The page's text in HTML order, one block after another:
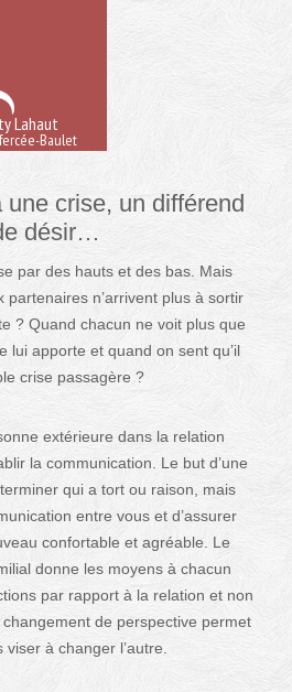
Lahaut
Baulet
crise, un différend
désir…
par des hauts et des bas. Mais
n’arrivent plus à sortir
? Quand chacun ne voit plus que
lui apporte et quand on sent qu’il
crise passagère ?
extérieure dans la relation
la communication. Le but d’une
qui a tort ou raison, mais
entre vous et d’assurer
confortable et agréable. Le
donne les moyens à chacun
par rapport à la relation et non
de perspective permet
à changer l’autre.